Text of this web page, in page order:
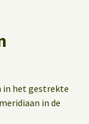
in het gestrekte
in de